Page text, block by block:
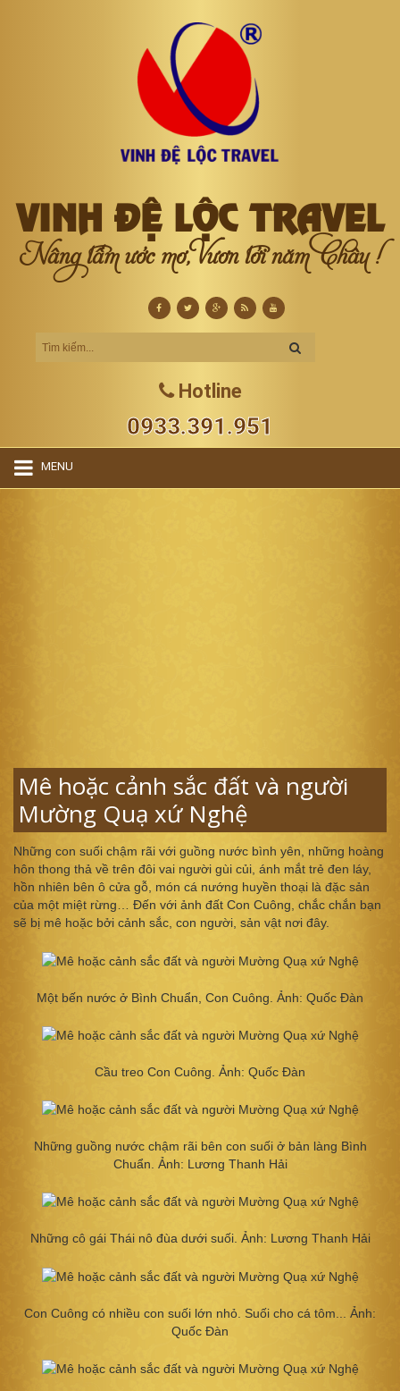
VINH ĐỆ LỘC TRAVEL
Nâng tầm ước mơ, Vươn tới năm Châu !
Hotline
0933.391.951
MENU
Mê hoặc cảnh sắc đất và người
Mường Quạ xứ Nghệ
Những con suối chậm rãi với guồng nước bình yên, những hoàng
hôn thong thả về trên đôi vai người gùi củi, ánh mắt trẻ đen láy,
hồn nhiên bên ô cửa gỗ, món cá nướng huyền thoại là đặc sản
của một miệt rừng… Đến với ảnh đất Con Cuông, chắc chắn bạn
sẽ bị mê hoặc bởi cảnh sắc, con người, sản vật nơi đây.
Một bến nước ở Bình Chuẩn, Con Cuông. Ảnh: Quốc Đàn
Cầu treo Con Cuông. Ảnh: Quốc Đàn
Những guồng nước chậm rãi bên con suối ở bản làng Bình
Chuẩn. Ảnh: Lương Thanh Hải
Những cô gái Thái nô đùa dưới suối. Ảnh: Lương Thanh Hải
Con Cuông có nhiều con suối lớn nhỏ. Suối cho cá tôm... Ảnh:
Quốc Đàn